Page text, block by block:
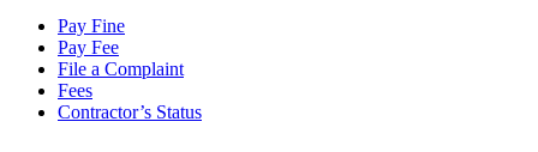
Pay Fine
Pay Fee
File a Complaint
Fees
Contractor’s Status